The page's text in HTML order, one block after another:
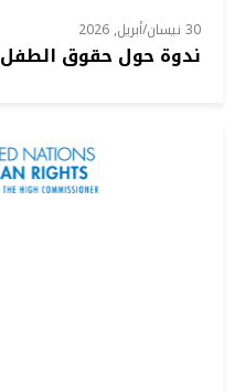
30 نيسان/أبريل, 2026
ندوة حول حقوق الطفل